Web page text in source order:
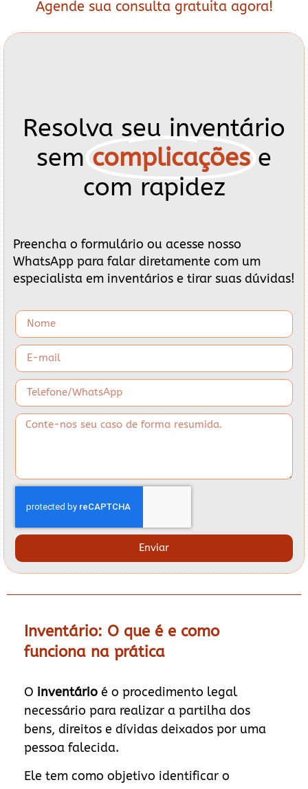
Agende sua consulta gratuita agora!
Resolva seu inventário
sem complicações e
com rapidez
Preencha o formulário ou acesse nosso
WhatsApp para falar diretamente com um
especialista em inventários e tirar suas dúvidas!
Enviar
Inventário: O que é e como
funciona na prática
O inventário é o procedimento legal
necessário para realizar a partilha dos
bens, direitos e dívidas deixados por uma
pessoa falecida.
Ele tem como objetivo identificar o